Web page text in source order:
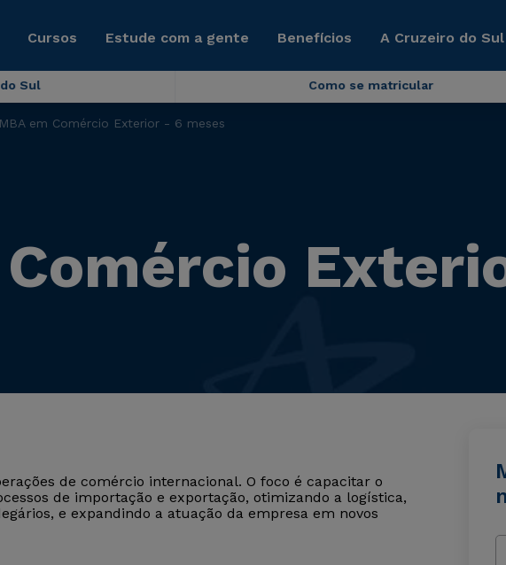
Cursos Estude com a gente Benefícios A Cruzeiro do
Sul Como se matricular
MBA em Comércio Exterior - 6 meses
Comércio
de comércio internacional. O foco é capacitar o
de importação e exportação, otimizando a logística,
e expandindo a atuação da empresa em novos